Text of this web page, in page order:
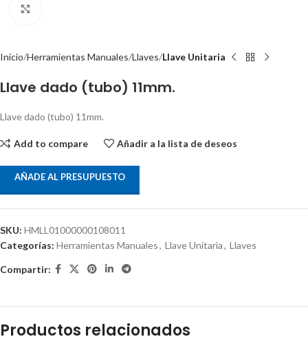
Inicio Herramientas Manuales Llaves Llave Unitaria
Llave dado (tubo) 11mm.
Llave dado (tubo) 11mm.
Add to compare Añadir a la lista de deseos
AÑADE AL PRESUPUESTO
SKU: HMLL01000000108011
Categorías: Herramientas Manuales, Llave Unitaria, Llaves
Compartir:
Productos relacionados